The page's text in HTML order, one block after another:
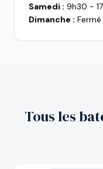
Samedi : 9h30 -
Dimanche : Fermé
Tous les